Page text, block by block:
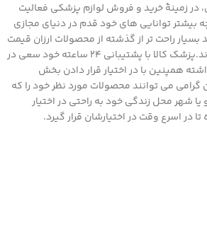
در زمینۀ خرید و فروش لوازم پزشکی فعالیت
بیشتر توانایی های خود قدم در دنیای مجازی
بسیار راحت تر از گذشته از محصولات ارزان قیمت
و با کیفیت ما بهره مند گردند.پزشک کالا با پشتیبانی 24 ساعته خود سعی در
همپنین با در اختیار قرار دادن بخش
گرامی می توانند محصولات مورد نظر خود را که
شهر محل زندگی خود به راحتی در اختیار
در اسرع وقت در اختیارشان قرار گیرد.